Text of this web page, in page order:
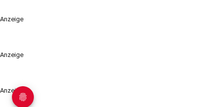
Anzeige
Anzeige
Anzeige